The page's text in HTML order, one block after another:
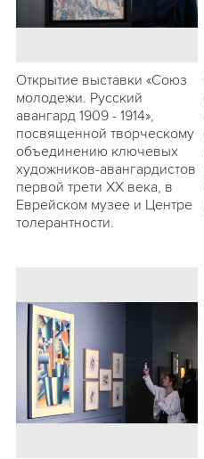
Открытие выставки «Союз
молодежи. Русский
авангард 1909 - 1914»,
посвященной творческому
объединению ключевых
художников-авангардистов
первой трети ХХ века, в
Еврейском музее и Центре
толерантности.